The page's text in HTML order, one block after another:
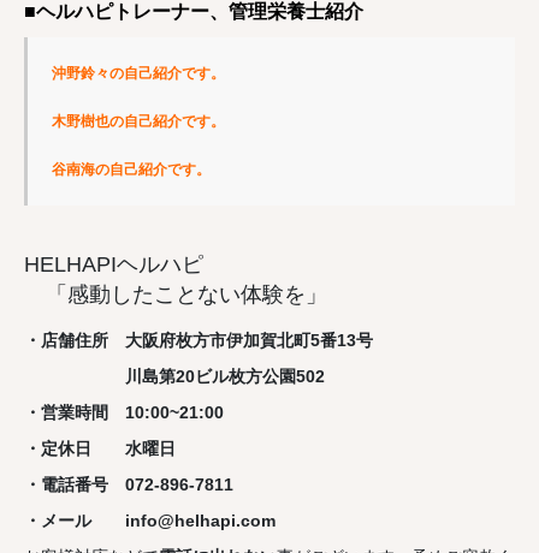
■ヘルハピトレーナー、管理栄養士紹介
沖野鈴々の自己紹介です。
木野樹也の自己紹介です。
谷南海の自己紹介です。
HELHAPIヘルハピ
「感動したことない体験を」
・店舗住所 大阪府枚方市伊加賀北町5番13号
川島第20ビル枚方公園502
・営業時間 10:00~21:00
・定休日 水曜日
・電話番号 072-896-7811
・メール info@helhapi.com